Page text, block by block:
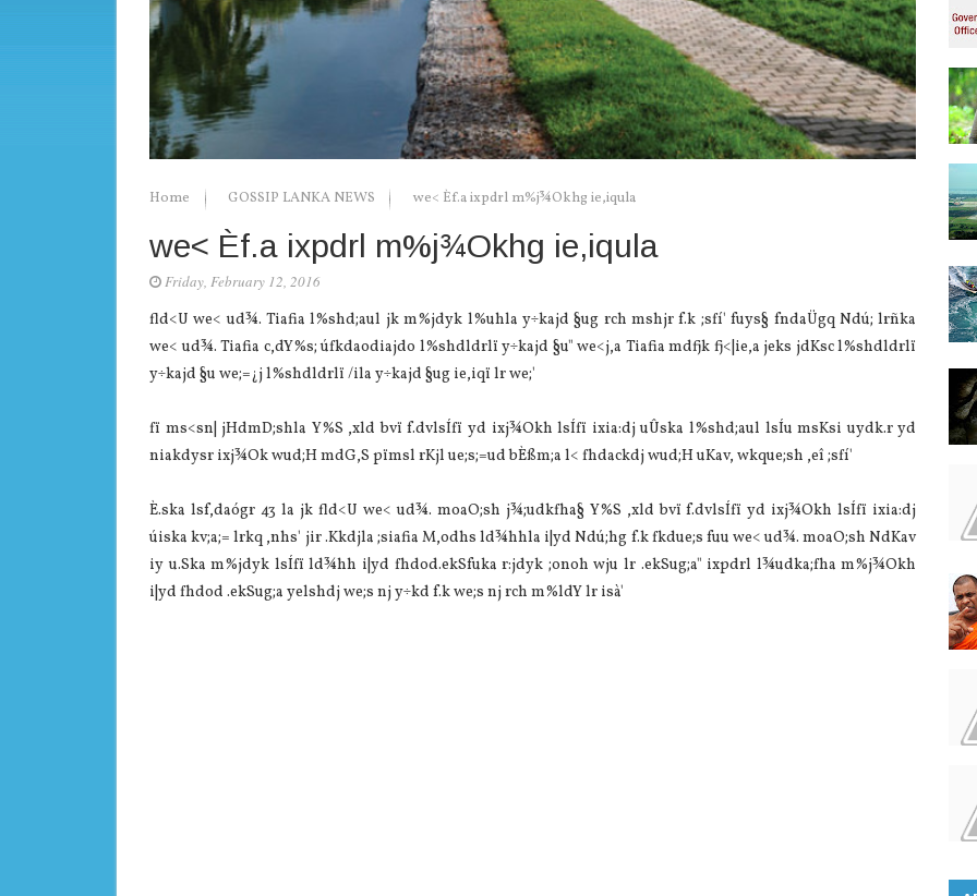
Home GOSSIP LANKA NEWS we< Èf.a ixpdrl m%j¾Okhg ie,iqula
we< Èf.a ixpdrl m%j¾Okhg ie,iqula
Friday, February 12, 2016
fld<U we< ud¾. Tiafia l%shd;aul jk m%jdyk l%uhla y÷kajd §ug rch mshjr f.k ;sfí' fuys§ fndaÜgq Ndú; lrñka
we< ud¾. Tiafia c,dY%s; úfkdaodiajdo l%shdldrlï y÷kajd §u" we<j,a Tiafia mdfjk fj<|ie,a jeks jdKsc l%shdldrlï
y÷kajd §u we;=¿j l%shdldrlï /ila y÷kajd §ug ie,iqï lr we;'
fï ms<sn| jHdmD;shla Y%S ,xld bvï f.dvlsÍfï yd ixj¾Okh lsÍfï ixia:dj uÛska l%shd;aul lsÍu msKsi uydk.r yd
niakdysr ixj¾Ok wud;H mdG,S pïmsl rKjl ue;s;=ud bÈßm;a l< fhdackdj wud;H uKav, wkque;sh ,eî ;sfí'
È.ska lsf,daógr 43 la jk fld<U we< ud¾. moaO;sh j¾;udkfha§ Y%S ,xld bvï f.dvlsÍfï yd ixj¾Okh lsÍfï ixia:dj
úiska kv;a;= lrkq ,nhs' jir .Kkdjla ;siafia M,odhs ld¾hhla i|yd Ndú;hg f.k fkdue;s fuu we< ud¾. moaO;sh NdKav
iy u.Ska m%jdyk lsÍfï ld¾hh i|yd fhdod.ekSfuka r:jdyk ;onoh wju lr .ekSug;a" ixpdrl l¾udka;fha m%j¾Okh
i|yd fhdod .ekSug;a yelshdj we;s nj y÷kd f.k we;s nj rch m%ldY lr isà'